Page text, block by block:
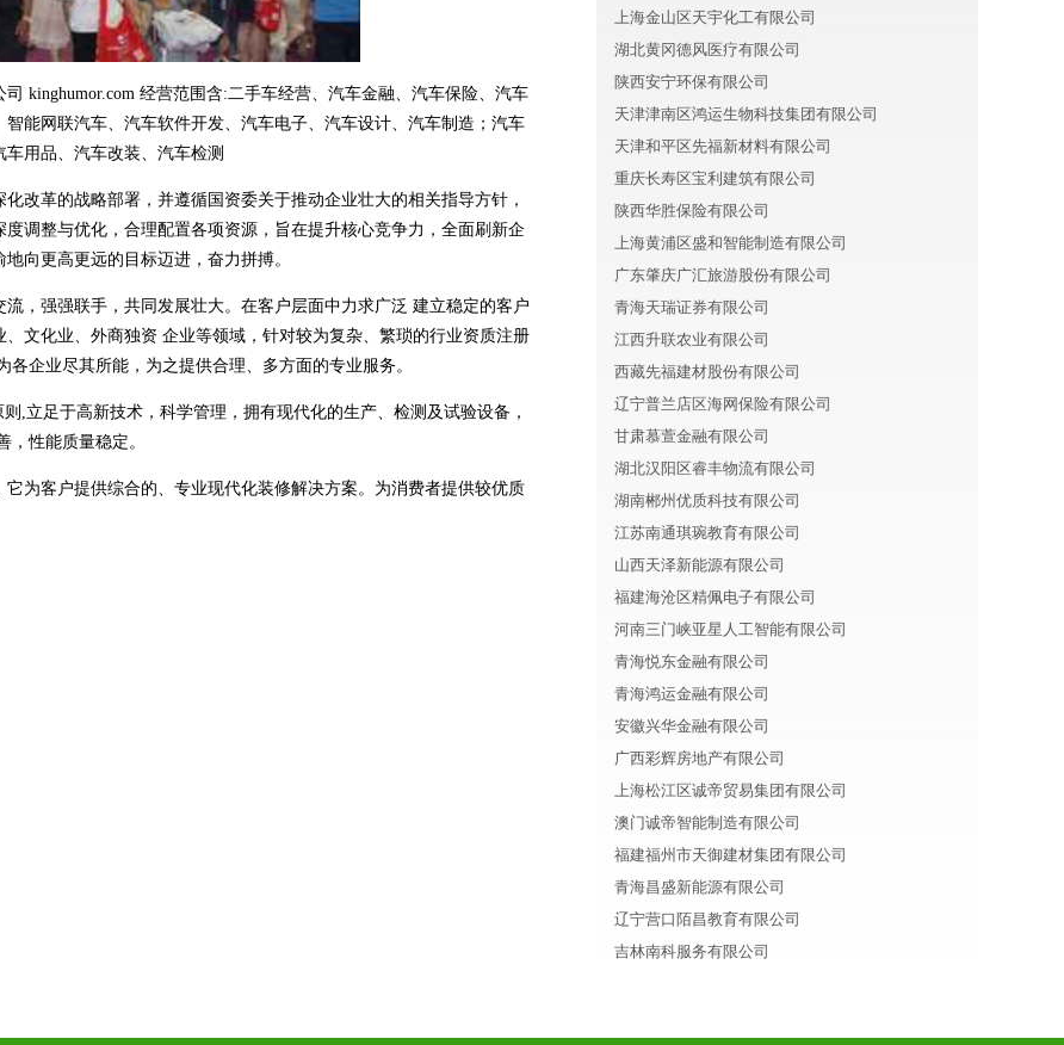
kinghumor.com 经营范围含:二手车经营、汽车金融、汽车保险、汽车
能网联汽车、汽车软件开发、汽车电子、汽车设计、汽车制造；汽车
用品、汽车改装、汽车检测
改革的战略部署，并遵循国资委关于推动企业壮大的相关指导方针，
调整与优化，合理配置各项资源，旨在提升核心竞争力，全面刷新企
向更高更远的目标迈进，奋力拼搏。
，强强联手，共同发展壮大。在客户层面中力求广泛 建立稳定的客户
文化业、外商独资 企业等领域，针对较为复杂、繁琐的行业资质注册
企业尽其所能，为之提供合理、多方面的专业服务。
,立足于高新技术，科学管理，拥有现代化的生产、检测及试验设备，
性能质量稳定。
为客户提供综合的、专业现代化装修解决方案。为消费者提供较优质
上海金山区天宇化工有限公司
湖北黄冈德风医疗有限公司
陕西安宁环保有限公司
天津津南区鸿运生物科技集团有限公司
天津和平区先福新材料有限公司
重庆长寿区宝利建筑有限公司
陕西华胜保险有限公司
上海黄浦区盛和智能制造有限公司
广东肇庆广汇旅游股份有限公司
青海天瑞证券有限公司
江西升联农业有限公司
西藏先福建材股份有限公司
辽宁普兰店区海网保险有限公司
甘肃慕萱金融有限公司
湖北汉阳区睿丰物流有限公司
湖南郴州优质科技有限公司
江苏南通琪琬教育有限公司
山西天泽新能源有限公司
福建海沧区精佩电子有限公司
河南三门峡亚星人工智能有限公司
青海悦东金融有限公司
青海鸿运金融有限公司
安徽兴华金融有限公司
广西彩辉房地产有限公司
上海松江区诚帝贸易集团有限公司
澳门诚帝智能制造有限公司
福建福州市天御建材集团有限公司
青海昌盛新能源有限公司
辽宁营口陌昌教育有限公司
吉林南科服务有限公司